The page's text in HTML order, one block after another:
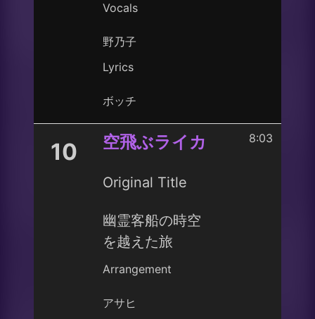
Vocals
野乃子
Lyrics
ボッチ
10 空飛ぶライカ
Original Title
幽霊客船の時空
を越えた旅
Arrangement
アサヒ
8:03